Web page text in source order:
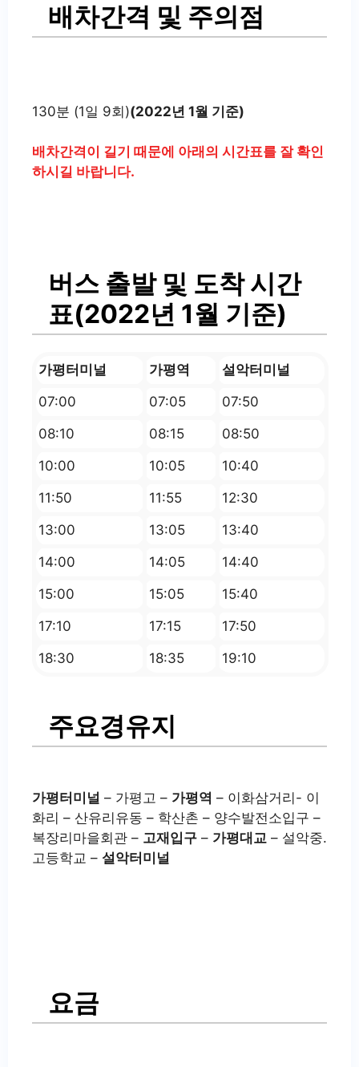
배차간격 및 주의점
130분 (1일 9회)(2022년 1월 기준)
배차간격이 길기 때문에 아래의 시간표를 잘 확인
하시길 바랍니다.
버스 출발 및 도착 시간
표(2022년 1월 기준)
가평터미널 가평역
설악터미널
07:00
07:05
07:50
08:10
08:15
08:50
10:00
10:05
10:40
11:50
11:55
12:30
13:00
13:05
13:40
14:00
14:05
14:40
15:00
15:05
15:40
17:10
17:15
17:50
18:30
18:35 19:10
주요경유지
가평터미널 – 가평고 – 가평역 – 이화삼거리- 이
화리 – 산유리유동 – 학산촌 – 양수발전소입구 –
복장리마을회관 – 고재입구 – 가평대교 – 설악중.
고등학교 – 설악터미널
요금